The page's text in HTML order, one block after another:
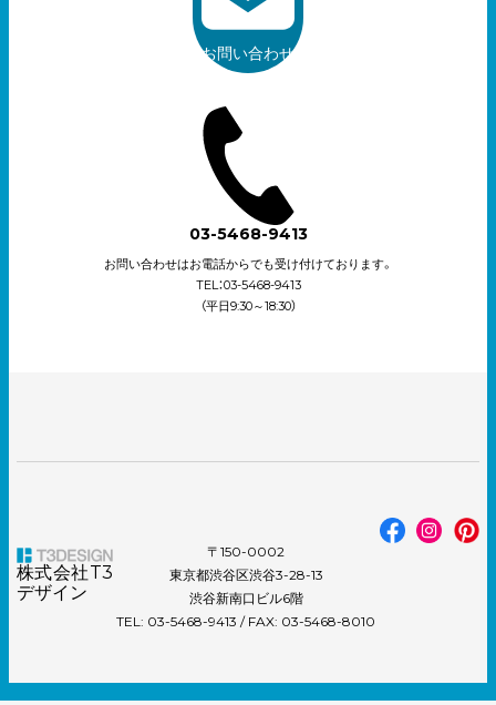
お問い合わせ
03-5468-9413
お問い合わせはお電話からでも受け付けております。
TEL：03-5468-9413
（平日9:30～18:30）
株式会社T3
デザイン
〒150-0002
東京都渋谷区渋谷3-28-13
渋谷新南口ビル6階
TEL: 03-5468-9413 / FAX: 03-5468-8010